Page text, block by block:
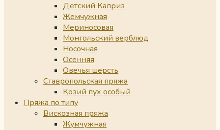
Детский Каприз
Жемчужная
Мериносовая
Монгольский верблюд
Носочная
Осенняя
Овечья шерсть
Ставропольская пряжа
Козий пух особый
Пряжа по типу
Вискозная пряжа
Жумчужная